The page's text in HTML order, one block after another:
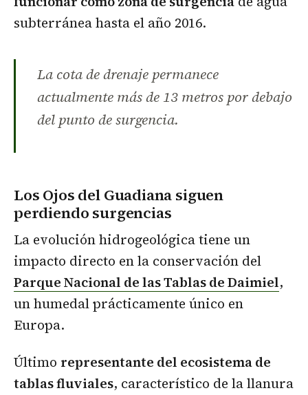
subterránea hasta el año 2016.
La cota de drenaje permanece
actualmente más de 13 metros por debajo
del punto de surgencia.
Los Ojos del Guadiana siguen
perdiendo surgencias
La evolución hidrogeológica tiene un
impacto directo en la conservación del
Parque Nacional de las Tablas de Daimiel,
un humedal prácticamente único en
Europa.
Último representante del ecosistema de
tablas fluviales, característico de la llanura